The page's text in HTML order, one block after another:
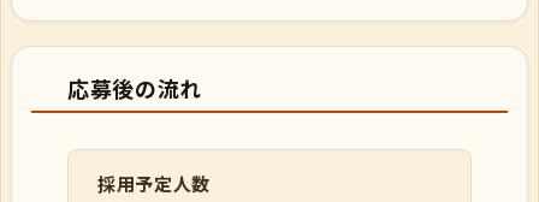
応募後の流れ
採用予定人数